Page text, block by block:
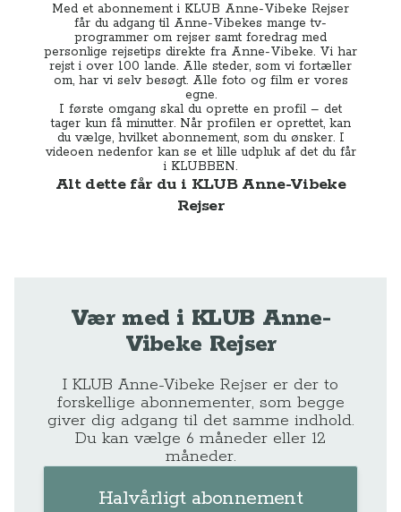
Med et abonnement i KLUB Anne-Vibeke Rejser
får du adgang til Anne-Vibekes mange tv-
programmer om rejser samt foredrag med
personlige rejsetips direkte fra Anne-Vibeke. Vi har
rejst i over 100 lande. Alle steder, som vi fortæller
om, har vi selv besøgt. Alle foto og film er vores
egne.
I første omgang skal du oprette en profil – det
tager kun få minutter. Når profilen er oprettet, kan
du vælge, hvilket abonnement, som du ønsker. I
videoen nedenfor kan se et lille udpluk af det du får
i KLUBBEN.
Alt dette får du i KLUB Anne-Vibeke
Rejser
Vær med i KLUB Anne-
Vibeke Rejser
I KLUB Anne-Vibeke Rejser er der to
forskellige abonnementer, som begge
giver dig adgang til det samme indhold.
Du kan vælge 6 måneder eller 12
måneder.
Halvårligt abonnement